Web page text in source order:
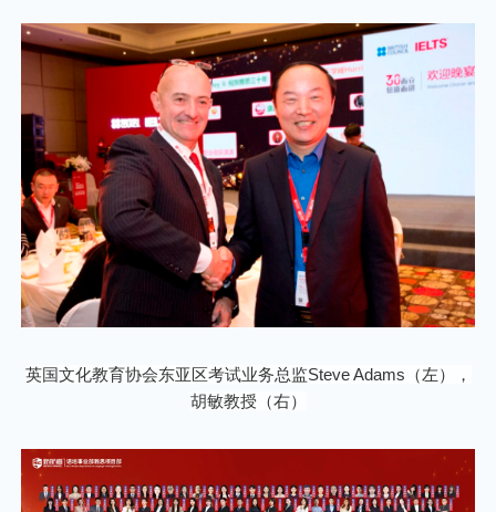
英国文化教育协会东亚区考试业务总监Steve Adams（左），
胡敏教授（右）